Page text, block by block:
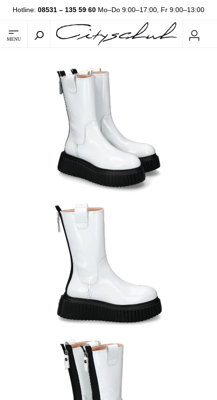
Hotline: 08531 – 135 59 60 Mo–Do 9:00–17:00, Fr 9:00–13:00
MENU